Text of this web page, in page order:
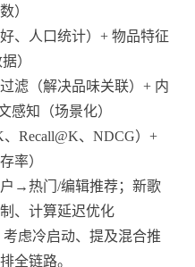
）
、人口统计）+ 物品特征
）
滤（解决品味关联）+ 内
感知（场景化）
、Recall@K、NDCG）+
率）
→热门/编辑推荐；新歌
、计算延迟优化
虑冷启动、提及混合推
全链路。